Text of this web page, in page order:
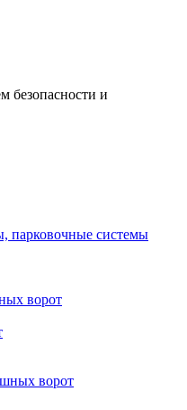
безопасности и
парковочные системы
ворот
ворот